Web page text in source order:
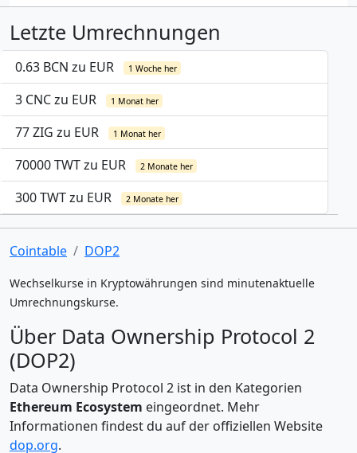
Letzte Umrechnungen
0.63 BCN zu EUR 1 Woche her
3 CNC zu EUR 1 Monat her
77 ZIG zu EUR 1 Monat her
70000 TWT zu EUR 2 Monate her
300 TWT zu EUR 2 Monate her
Cointable DOP2
Wechselkurse in Kryptowährungen sind minutenaktuelle
Umrechnungskurse.
Über Data Ownership Protocol 2
(DOP2)
Data Ownership Protocol 2 ist in den Kategorien
Ethereum Ecosystem eingeordnet. Mehr
Informationen findest du auf der offiziellen Website
dop.org.